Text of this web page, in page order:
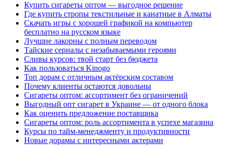
Купить сигареты оптом — выгодное решение
Где купить стропы текстильные и канатные в Алматы
Скачать игры с хорошей графикой на компьютер
бесплатно на русском языке
Лучшие лакорны с полным переводом
Тайские сериалы с незабываемыми героями
Сливы курсов: твой старт без бюджета
Как пользоваться Kinogo
Топ дорам с отличным актёрским составом
Почему клиенты остаются довольны
Сигареты оптом: ассортимент без ограничений
Выгодный опт сигарет в Украине — от одного блока
Как оценить предложение поставщика
Сигареты оптом: роль ассортимента в успехе магазина
Курсы по тайм-менеджменту и продуктивности
Новые дорамы с интересными актерами